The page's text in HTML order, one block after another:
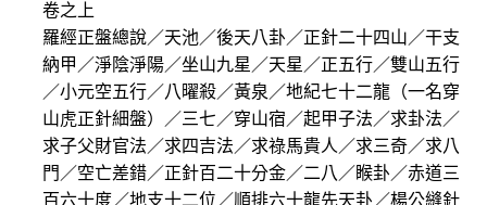
卷之上
羅經正盤總說／天池／後天八卦／正針二十四山／干支
納甲／淨陰淨陽／坐山九星／天星／正五行／雙山五行
／小元空五行／八曜殺／黃泉／地紀七十二龍（一名穿
山虎正針細盤）／三七／穿山宿／起甲子法／求卦法／
求子父財官法／求四吉法／求祿馬貴人／求三奇／求八
門／空亡差錯／正針百二十分金／二八／睺卦／赤道三
百六十度／地支十二位／順排六十龍先天卦／楊公縫針